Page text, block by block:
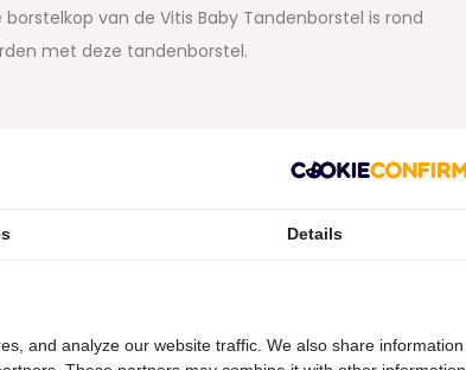
van de Vitis Baby Tandenborstel is rond
met deze tandenborstel.
aan te brengen.
Details
and analyze our website traffic. We also share information